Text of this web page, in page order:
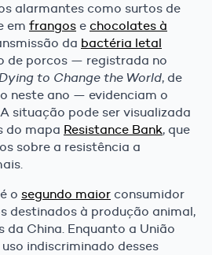
alarmantes como surtos de
em frangos e chocolates à
da bactéria letal
de porcos — registrada no
to Change the World, de
neste ano — evidenciam o
situação pode ser visualizada
do mapa Resistance Bank, que
sobre a resistência a
o segundo maior consumidor
destinados à produção animal,
China. Enquanto a União
uso indiscriminado desses